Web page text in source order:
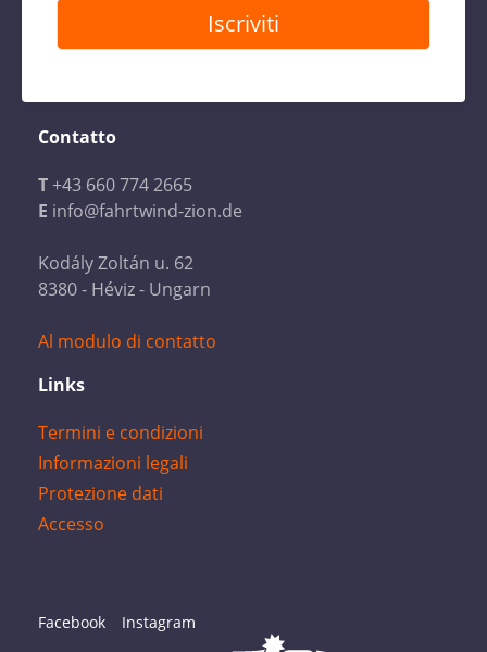
Contatto
T+43 660 774 2665
E info@fahrtwind-zion.de
Kodály Zoltán u. 62
8380 - Héviz - Ungarn
Al modulo di contatto
Links
Termini e condizioni
Informazioni legali
Protezione dati
Accesso
Facebook Instagram